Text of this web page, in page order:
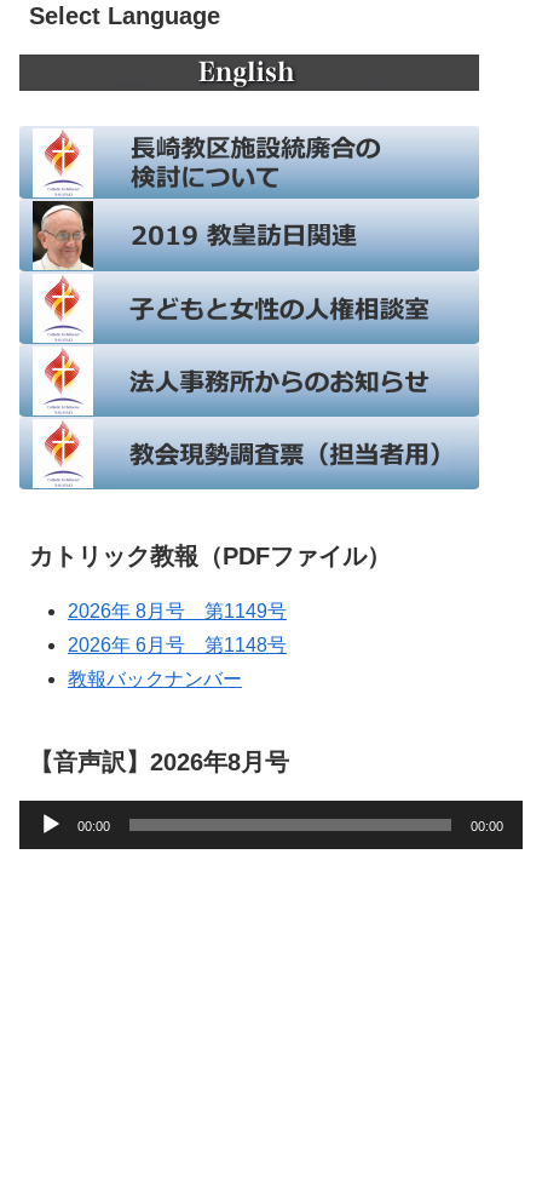
Select Language
カトリック教報（PDFファイル）
2026年 8月号 第1149号
2026年 6月号 第1148号
教報バックナンバー
【音声訳】2026年8月号
声
00:00 00:00